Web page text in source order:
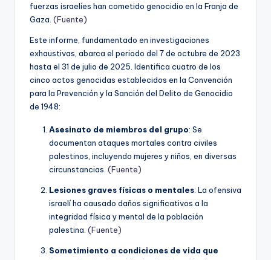
fuerzas israelíes han cometido genocidio en la Franja de
Gaza. (Fuente)
Este informe, fundamentado en investigaciones
exhaustivas, abarca el periodo del 7 de octubre de 2023
hasta el 31 de julio de 2025. Identifica cuatro de los
cinco actos genocidas establecidos en la Convención
para la Prevención y la Sanción del Delito de Genocidio
de 1948:
Asesinato de miembros del grupo: Se
documentan ataques mortales contra civiles
palestinos, incluyendo mujeres y niños, en diversas
circunstancias. (Fuente)
Lesiones graves físicas o mentales: La ofensiva
israelí ha causado daños significativos a la
integridad física y mental de la población
palestina. (Fuente)
Sometimiento a condiciones de vida que